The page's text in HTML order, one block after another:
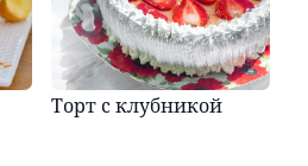
Торт с клубникой